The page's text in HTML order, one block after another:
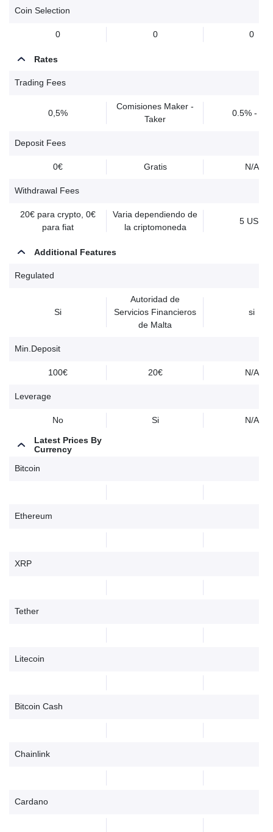
Coin Selection
0 0 0
Rates
Trading Fees
0,5%
Comisiones Maker -
Taker
0.5% - 3%
Deposit Fees
0€ Gratis N/A
Withdrawal Fees
20€ para crypto, 0€
para fiat
Varia dependiendo de
la criptomoneda
5 USD
Additional Features
Regulated
Si
Autoridad de
Servicios Financieros
de Malta
si
Min.Deposit
100€ 20€ N/A
Leverage
No Si N/A
Latest Prices By
Currency
Bitcoin
Ethereum
XRP
Tether
Litecoin
Bitcoin Cash
Chainlink
Cardano